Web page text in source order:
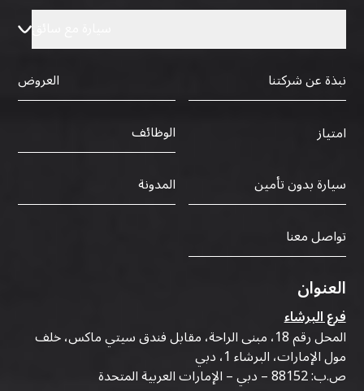
نبذة عن شركتنا
العروض
امتياز
الوظائف
سيارة بدون تأمين
المدونة
تواصل معنا
العنوان
فرع البرشاء
المحل رقم 18، مبنى الراحة، مقابل فندق سيتي ماكس، خلف
مول الإمارات، البرشاء 1، دبي
ص.ب: 88152 – دبي – الإمارات العربية المتحدة